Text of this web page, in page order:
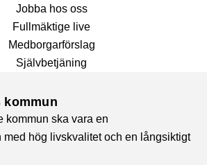
Jobba hos oss
Fullmäktige live
Medborgarförslag
Självbetjäning
kommun
kommun ska vara en
med hög livskvalitet och en långsiktigt